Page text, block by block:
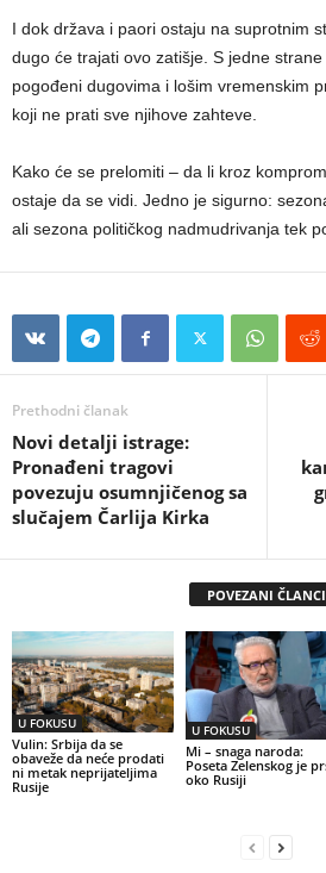
I dok država i paori ostaju na suprotnim
dugo će trajati ovo zatišje. S jedne
pogođeni dugovima i lošim vremenskim
koji ne prati sve njihove zahteve.
Kako će se prelomiti – da li kroz
ostaje da se vidi. Jedno je sigurno:
ali sezona političkog nadmudrivanja tek
Prethodni članak
Novi detalji istrage:
Pronađeni tragovi
povezuju osumnjičenog sa
slučajem Čarlija Kirka
POVEZANI ČLANCI
U FOKUSU
Vulin: Srbija da se
obaveže da neće prodati
ni metak neprijateljima
Rusije
U FOKUSU
Mi – snaga naroda:
Poseta Zelenskog je
oko Rusiji